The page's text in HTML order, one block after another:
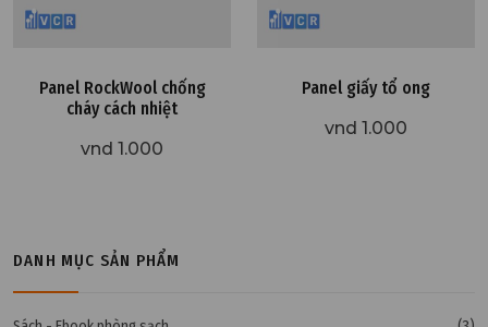
Panel RockWool chống
cháy cách nhiệt
vnd 1.000
Panel giấy tổ ong
vnd 1.000
DANH MỤC SẢN PHẨM